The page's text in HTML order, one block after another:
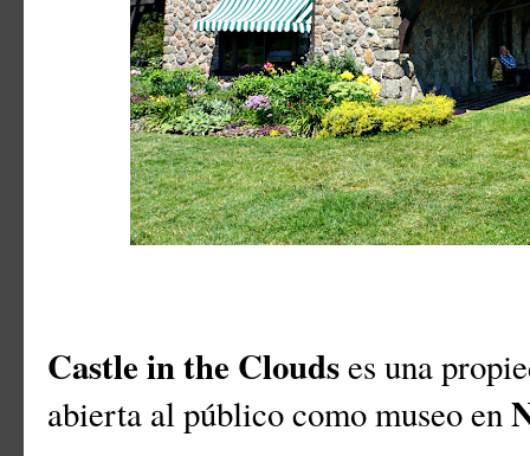
Castle in the Cloudses una
abierta al público como museo en